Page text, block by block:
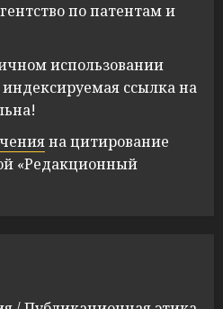
по патентам и
использовании
ссылка на
на цитирование
«Редакционный